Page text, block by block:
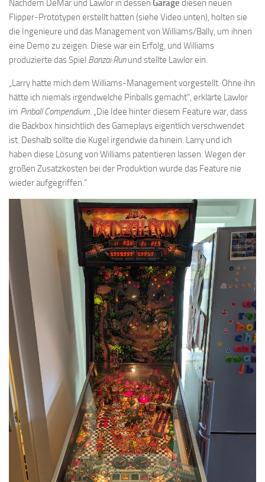
Nachdem DeMar und Lawlor in dessen Garage diesen neuen
Flipper-Prototypen erstellt hatten (siehe Video unten), holten sie
die Ingenieure und das Management von Williams/Bally, um ihnen
eine Demo zu zeigen. Diese war ein Erfolg, und Williams
produzierte das Spiel Banzai Runund stellte Lawlor ein.
„Larry hatte mich dem Williams-Management vorgestellt. Ohne ihn
hätte ich niemals irgendwelche Pinballs gemacht“, erklärte Lawlor
im Pinball Compendium. „Die Idee hinter diesem Feature war, dass
die Backbox hinsichtlich des Gameplays eigentlich verschwendet
ist. Deshalb sollte die Kugel irgendwie da hinein. Larry und ich
haben diese Lösung von Williams patentieren lassen. Wegen der
großen Zusatzkosten bei der Produktion wurde das Feature nie
wieder aufgegriffen.“